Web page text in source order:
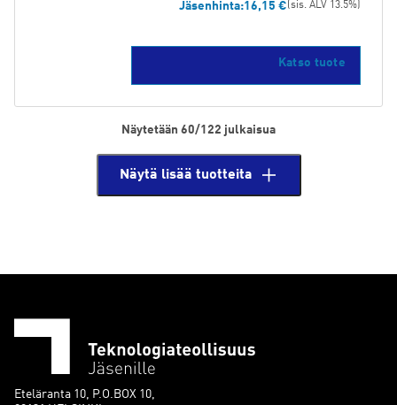
Jäsenhinta:16,15 € (sis. ALV 13.5%)
Katso tuote
Näytetään 60/122 julkaisua
Näytä lisää tuotteita
Eteläranta 10, P.O.BOX 10,